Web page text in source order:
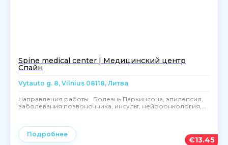
€13.45
Spine medical center | Медицинский центр
Спайн
Vytauto g. 8, Vilnius 08118, Литва
‍Направления работы Болезнь Паркинсона, эпилепсия,
заболевания позвоночника, инсульт, нейроонкология,...
Подробнее